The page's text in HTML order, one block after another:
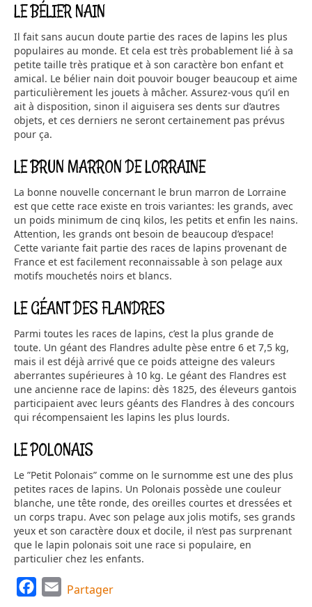
LE BÉLIER NAIN
Il fait sans aucun doute partie des races de lapins les plus
populaires au monde. Et cela est très probablement lié à sa
petite taille très pratique et à son caractère bon enfant et
amical. Le bélier nain doit pouvoir bouger beaucoup et aime
particulièrement les jouets à mâcher. Assurez-vous qu’il en
ait à disposition, sinon il aiguisera ses dents sur d’autres
objets, et ces derniers ne seront certainement pas prévus
pour ça.
LE BRUN MARRON DE LORRAINE
La bonne nouvelle concernant le brun marron de Lorraine
est que cette race existe en trois variantes: les grands, avec
un poids minimum de cinq kilos, les petits et enfin les nains.
Attention, les grands ont besoin de beaucoup d’espace!
Cette variante fait partie des races de lapins provenant de
France et est facilement reconnaissable à son pelage aux
motifs mouchetés noirs et blancs.
LE GÉANT DES FLANDRES
Parmi toutes les races de lapins, c’est la plus grande de
toute. Un géant des Flandres adulte pèse entre 6 et 7,5 kg,
mais il est déjà arrivé que ce poids atteigne des valeurs
aberrantes supérieures à 10 kg. Le géant des Flandres est
une ancienne race de lapins: dès 1825, des éleveurs gantois
participaient avec leurs géants des Flandres à des concours
qui récompensaient les lapins les plus lourds.
LE POLONAIS
Le ”Petit Polonais” comme on le surnomme est une des plus
petites races de lapins. Un Polonais possède une couleur
blanche, une tête ronde, des oreilles courtes et dressées et
un corps trapu. Avec son pelage aux jolis motifs, ses grands
yeux et son caractère doux et docile, il n’est pas surprenant
que le lapin polonais soit une race si populaire, en
particulier chez les enfants.
Partager